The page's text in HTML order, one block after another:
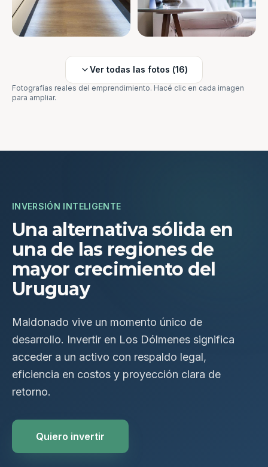
Ver todas las fotos (16)
Fotografías reales del emprendimiento. Hacé clic en cada imagen
para ampliar.
INVERSIÓN INTELIGENTE
Una alternativa sólida en
una de las regiones de
mayor crecimiento del
Uruguay
Maldonado vive un momento único de
desarrollo. Invertir en Los Dólmenes significa
acceder a un activo con respaldo legal,
eficiencia en costos y proyección clara de
retorno.
Quiero invertir